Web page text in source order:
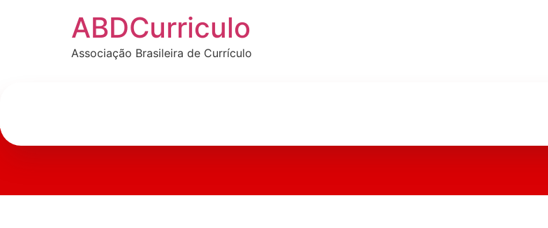
ABDCurriculo
Associação Brasileira de Currículo